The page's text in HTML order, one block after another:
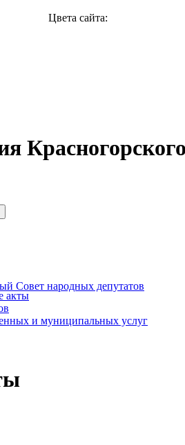
Цвета сайта:
Совет народных депутатов
акты
и муниципальных услуг